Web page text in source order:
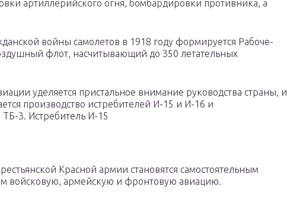
артиллерийского огня, бомбардировки противника, а
войны самолетов в 1918 году формируется Рабоче-
флот, насчитывающий до 350 летательных
уделяется пристальное внимание руководства страны, и
производство истребителей И-15 и И-16 и
3. Истребитель И-15
Красной армии становятся самостоятельным
войсковую, армейскую и фронтовую авиацию.